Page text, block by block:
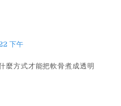
下午
麼方式才能把軟骨煮成透明